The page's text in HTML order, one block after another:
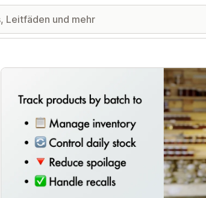
Vorgestellte Bildergalerie